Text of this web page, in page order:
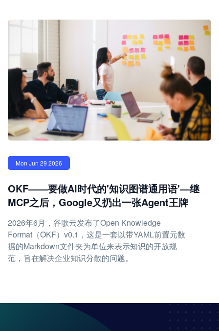
Mon Jun 29 2026
OKF——要做AI时代的'知识图谱通用语'—继
MCP之后，Google又扔出一张Agent王牌
2026年6月，谷歌云发布了Open Knowledge
Format（OKF）v0.1，这是一套以带YAML前置元数
据的Markdown文件夹为单位来表示知识的开放规
范，旨在解决企业知识分散的问题。